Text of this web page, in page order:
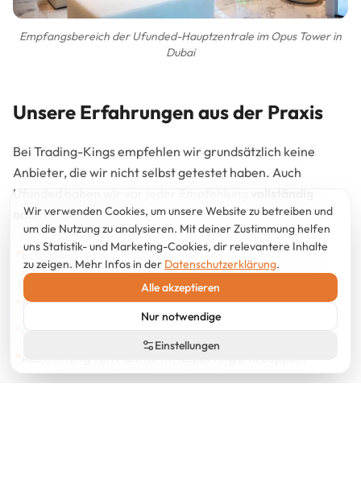
Empfangsbereich der Ufunded-Hauptzentrale im Opus Tower in
Dubai
Unsere Erfahrungen aus der Praxis
Bei Trading-Kings empfehlen wir grundsätzlich keine
Anbieter, die wir nicht selbst getestet haben. Auch
Ufunded haben wir vor jeder Empfehlung
anonym durchlaufen:
Erstkontakt und Beratungsgespräch wie ein normaler
Interessent
Bezahlung eines echten Live-Kontos
aktives Trading über mehrere Wochen
Auswertung von Plattform, Reporting und Support
Wir verwenden Cookies, um unsere Website zu betreiben und
um die Nutzung zu analysieren. Mit deiner Zustimmung helfen
uns Statistik- und Marketing-Cookies, dir relevantere Inhalte
zu zeigen. Mehr Infos in der Datenschutzerklärung.
Alle akzeptieren
Nur notwendige
Einstellungen